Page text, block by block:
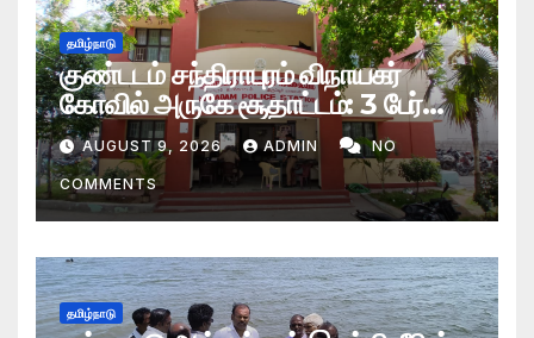
தமிழ்நாடு
குண்டடம் சந்திராபுரம் விநாயகர்
கோவில் அருகே சூதாட்டம்: 3 பேர்
கைது
AUGUST 9, 2026 ADMIN NO
COMMENTS
தமிழ்நாடு